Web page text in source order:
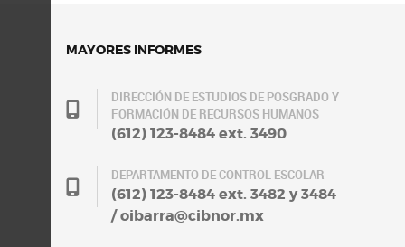
MAYORES INFORMES
DIRECCIÓN DE ESTUDIOS DE POSGRADO Y
FORMACIÓN DE RECURSOS HUMANOS
(612) 123-8484 ext. 3490
DEPARTAMENTO DE CONTROL ESCOLAR
(612) 123-8484 ext. 3482 y 3484
/ oibarra@cibnor.mx